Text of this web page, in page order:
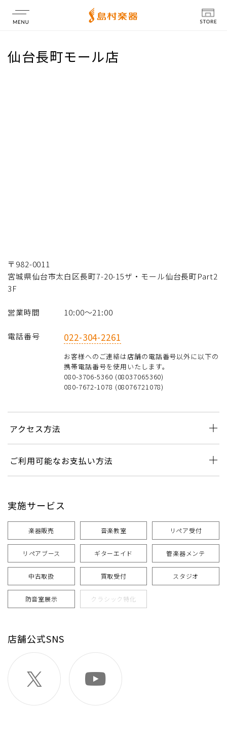
店舗情報
仙台長町モール店
〒982-0011
宮城県仙台市太白区長町7-20-15ザ・モール仙台長町Part2
3F
営業時間 10:00〜21:00
電話番号 022-304-2261
お客様へのご連絡は店舗の電話番号以外に以下の
携帯電話番号を使用いたします。
080-3706-5360 (08037065360)
080-7672-1078 (08076721078)
アクセス方法
ご利用可能なお支払い方法
実施サービス
楽器販売 音楽教室 リペア受付
リペアブース ギターエイド 管楽器メンテ
中古取扱 買取受付 スタジオ
防音室展示 クラシック特化
店舗公式SNS